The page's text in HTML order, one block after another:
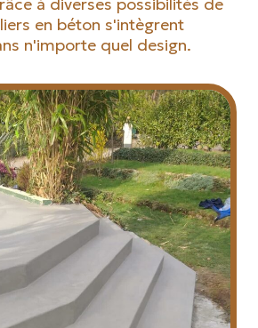
à diverses possibilités de
en béton s'intègrent
n'importe quel design.